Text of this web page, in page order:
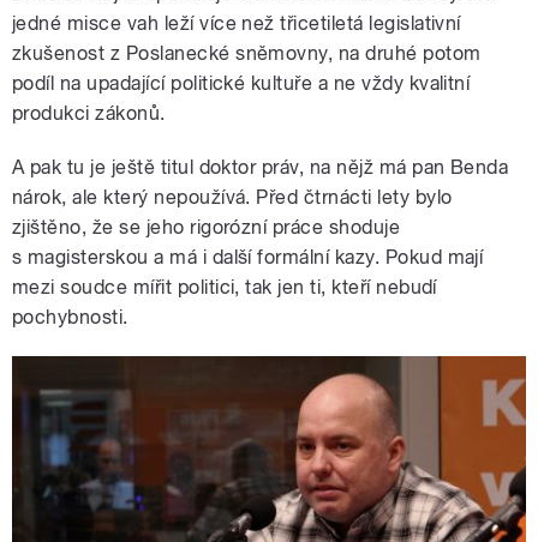
jedné misce vah leží více než třicetiletá legislativní
zkušenost z Poslanecké sněmovny, na druhé potom
podíl na upadající politické kultuře a ne vždy kvalitní
produkci zákonů.
A pak tu je ještě titul doktor práv, na nějž má pan Benda
nárok, ale který nepoužívá. Před čtrnácti lety bylo
zjištěno, že se jeho rigorózní práce shoduje
s magisterskou a má i další formální kazy. Pokud mají
mezi soudce mířit politici, tak jen ti, kteří nebudí
pochybnosti.